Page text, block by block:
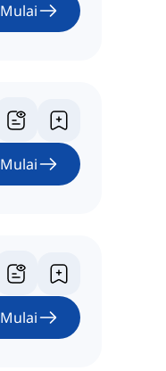
Mulai
Mulai
Mulai